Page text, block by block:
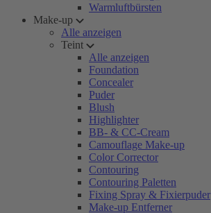
Warmluftbürsten
Make-up
Alle anzeigen
Teint
Alle anzeigen
Foundation
Concealer
Puder
Blush
Highlighter
BB- & CC-Cream
Camouflage Make-up
Color Corrector
Contouring
Contouring Paletten
Fixing Spray & Fixierpuder
Make-up Entferner